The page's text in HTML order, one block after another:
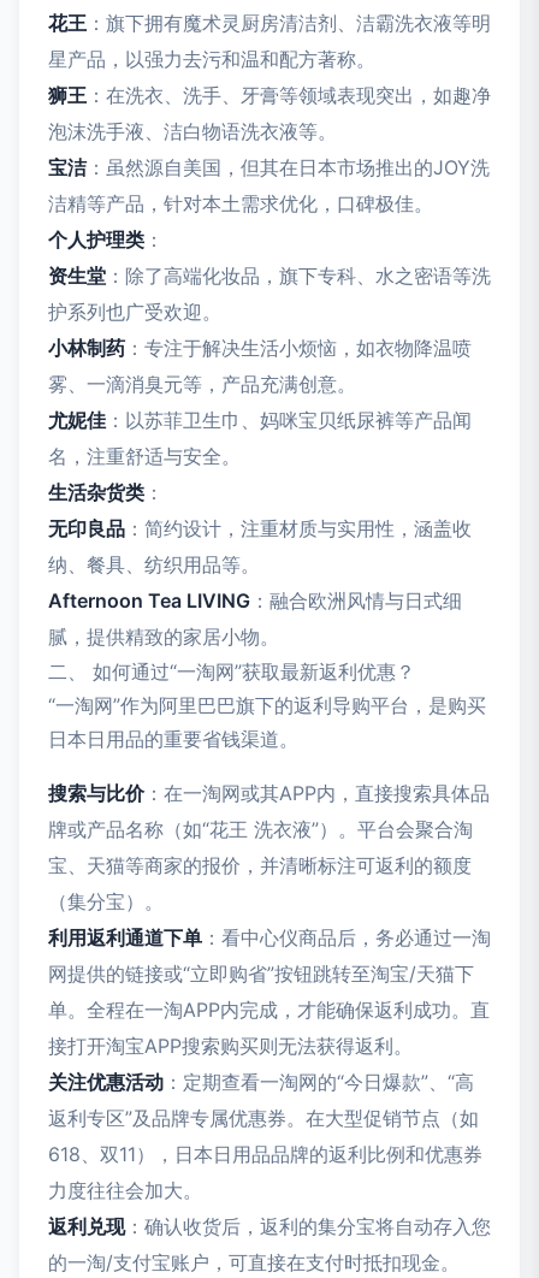
花王 ：旗下拥有魔术灵厨房清洁剂、洁霸洗衣液等明
星产品，以强力去污和温和配方著称。
狮王 ：在洗衣、洗手、牙膏等领域表现突出，如趣净
泡沫洗手液、洁白物语洗衣液等。
宝洁：虽然源自美国，但其在日本市场推出的JOY洗
洁精等产品，针对本土需求优化，口碑极佳。
个人护理类 ：
资生堂 ：除了高端化妆品，旗下专科、水之密语等洗
护系列也广受欢迎。
小林制药 ：专注于解决生活小烦恼，如衣物降温喷
雾、一滴消臭元等，产品充满创意。
尤妮佳 ：以苏菲卫生巾、妈咪宝贝纸尿裤等产品闻
名，注重舒适与安全。
生活杂货类 ：
无印良品 ：简约设计，注重材质与实用性，涵盖收
纳、餐具、纺织用品等。
Afternoon Tea LIVING ：融合欧洲风情与日式细
腻，提供精致的家居小物。
二、 如何通过“一淘网”获取最新返利优惠？
“一淘网”作为阿里巴巴旗下的返利导购平台，是购买
日本日用品的重要省钱渠道。
搜索与比价：在一淘网或其APP内，直接搜索具体品
牌或产品名称（如“花王 洗衣液”）。平台会聚合淘
宝、天猫等商家的报价，并清晰标注可返利的额度
（集分宝）。
利用返利通道下单 ：看中心仪商品后，务必通过一淘
网提供的链接或“立即购省”按钮跳转至淘宝/天猫下
单。全程在一淘APP内完成，才能确保返利成功。直
接打开淘宝APP搜索购买则无法获得返利。
关注优惠活动 ：定期查看一淘网的“今日爆款”、“高
返利专区”及品牌专属优惠券。在大型促销节点（如
618、双11），日本日用品品牌的返利比例和优惠券
力度往往会加大。
返利兑现：确认收货后，返利的集分宝将自动存入您
的一淘/支付宝账户，可直接在支付时抵扣现金。